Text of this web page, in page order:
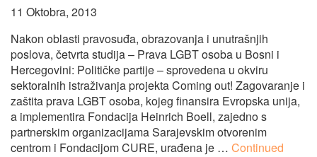
11 Oktobra, 2013
Nakon oblasti pravosuđa, obrazovanja i unutrašnjih
poslova, četvrta studija – Prava LGBT osoba u Bosni i
Hercegovini: Političke partije – sprovedena u okviru
sektoralnih istraživanja projekta Coming out! Zagovaranje i
zaštita prava LGBT osoba, kojeg finansira Evropska unija,
a implementira Fondacija Heinrich Boell, zajedno s
partnerskim organizacijama Sarajevskim otvorenim
centrom i Fondacijom CURE, urađena je … Continued